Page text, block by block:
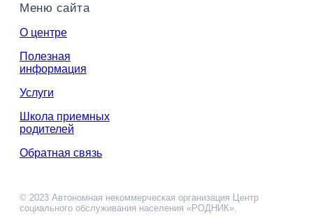
Меню сайта
О центре
Полезная
информация
Услуги
Школа приемных
родителей
Обратная связь
© 2023 Автономная некоммерческая организация Центр
социального обслуживания населения «РОДНИК».